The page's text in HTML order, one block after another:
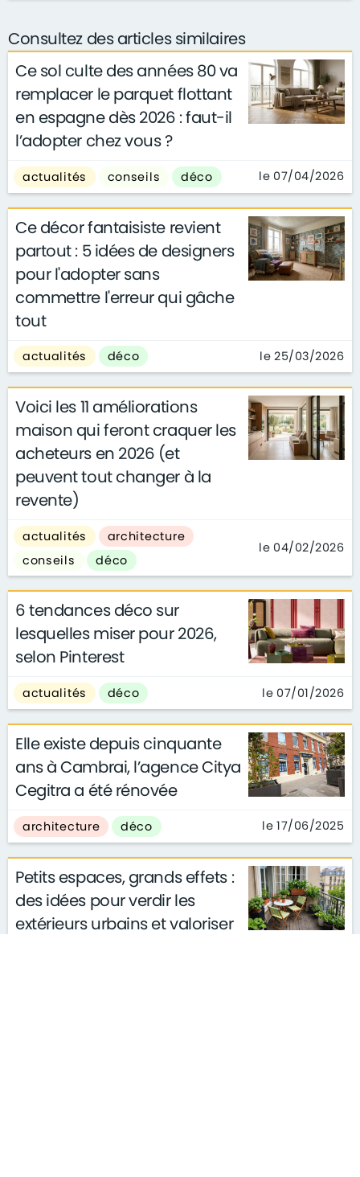
Consultez des articles similaires
Ce sol culte des années 80 va
remplacer le parquet flottant
en espagne dès 2026 : faut-il
l’adopter chez vous ?
actualités conseils déco le 07/04/2026
Ce décor fantaisiste revient
partout : 5 idées de designers
pour l'adopter sans
commettre l'erreur qui gâche
tout
actualités déco le 25/03/2026
Voici les 11 améliorations
maison qui feront craquer les
acheteurs en 2026 (et
peuvent tout changer à la
revente)
actualités
architecture
conseils
déco
le 04/02/2026
6 tendances déco sur
lesquelles miser pour 2026,
selon Pinterest
actualités déco le 07/01/2026
Elle existe depuis cinquante
ans à Cambrai, l’agence Citya
Cegitra a été rénovée
architecture déco le 17/06/2025
Petits espaces, grands effets :
des idées pour verdir les
extérieurs urbains et valoriser